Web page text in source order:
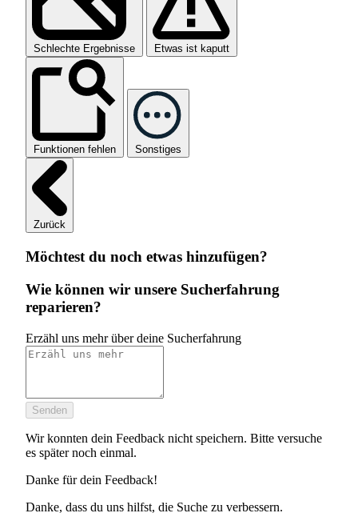
Schlechte Ergebnisse Etwas ist kaputt
Funktionen fehlen Sonstiges
Zurück
Möchtest du noch etwas hinzufügen?
Wie können wir unsere Sucherfahrung
reparieren?
Erzähl uns mehr über deine Sucherfahrung
Senden
Wir konnten dein Feedback nicht speichern. Bitte versuche
es später noch einmal.
Danke für dein Feedback!
Danke, dass du uns hilfst, die Suche zu verbessern.